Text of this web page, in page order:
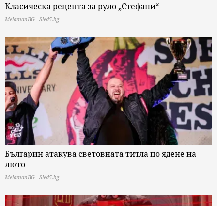
Класическа рецепта за руло „Стефани“
MelomanBG - Sled5.bg
Българин атакува световната титла по ядене на
люто
MelomanBG - Sled5.bg